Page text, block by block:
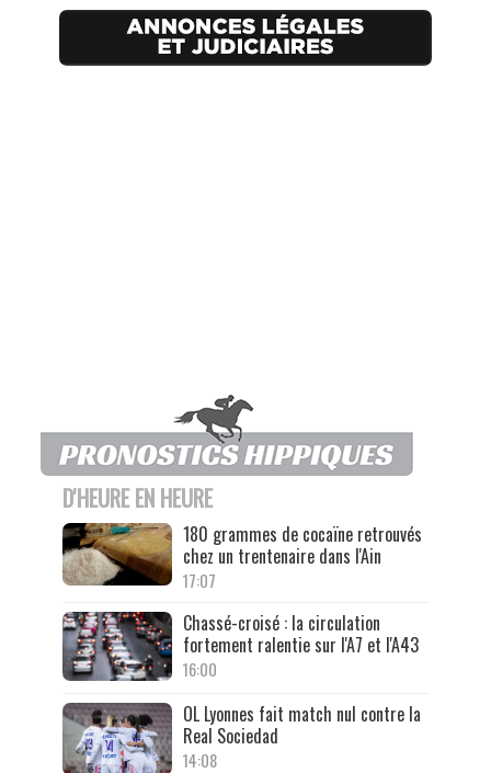
D'HEURE EN HEURE
180 grammes de cocaïne retrouvés
chez un trentenaire dans l'Ain
17:07
Chassé-croisé : la circulation
fortement ralentie sur l'A7 et l'A43
16:00
OL Lyonnes fait match nul contre la
Real Sociedad
14:08